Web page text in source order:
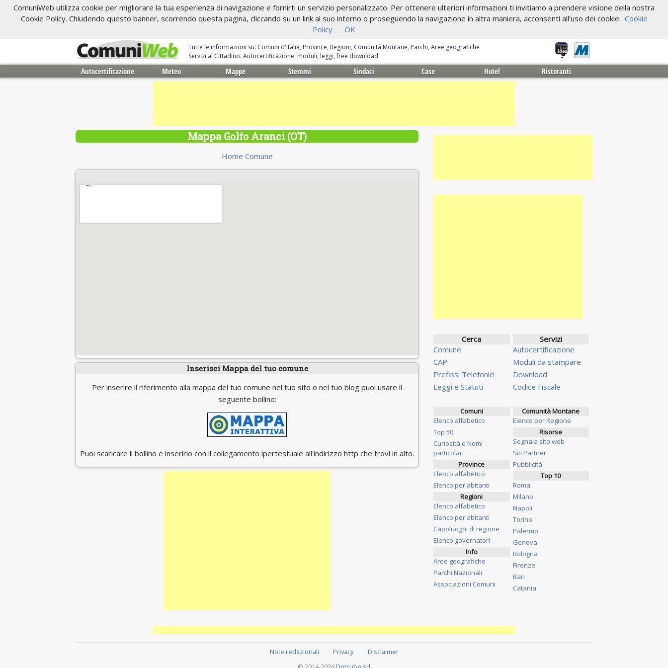
ComuniWeb utilizza cookie per migliorare la tua esperienza di navigazione e fornirti un servizio personalizzato. Per ottenere ulteriori informazioni ti invitiamo a prendere visione della nostra
Cookie Policy. Chiudendo questo banner, scorrendo questa pagina, cliccando su un link al suo interno o proseguendo la navigazione in altra maniera, acconsenti all'uso dei cookie. Cookie
Policy
OK
Tutte le informazioni su: Comuni d'Italia, Province, Regioni, Comunità Montane, Parchi, Aree geografiche
Servizi al Cittadino. Autocertificazione, moduli, leggi, free download
Autocertificazione Meteo Mappe Stemmi Sindaci Case Hotel Ristoranti
Mappa Golfo Aranci (OT)
Home Comune
Inserisci Mappa del tuo comune
Per inserire il riferimento alla mappa del tuo comune nel tuo sito o nel tuo blog puoi usare il
seguente bollino:
Puoi scaricare il bollino e inserirlo con il collegamento ipertestuale all'indirizzo http che trovi in alto.
Cerca
Comune
CAP
Prefissi Telefonici
Leggi e Statuti
Servizi
Autocertificazione
Moduli da stampare
Download
Codice Fiscale
Comuni
Elenco alfabetico
Top 50
Curiosità e Nomi
particolari
Province
Elenco alfabetico
Elenco per abitanti
Regioni
Elenco alfabetico
Elenco per abitanti
Capoluoghi di regione
Elenco governatori
Info
Aree geografiche
Parchi Nazionali
Associazioni Comuni
Comunità Montane
Elenco per Regione
Risorse
Segnala sito web
Siti Partner
Pubblicità
Top 10
Roma
Milano
Napoli
Torino
Palermo
Genova
Bologna
Firenze
Bari
Catania
Note redazionali Privacy
Disclaimer